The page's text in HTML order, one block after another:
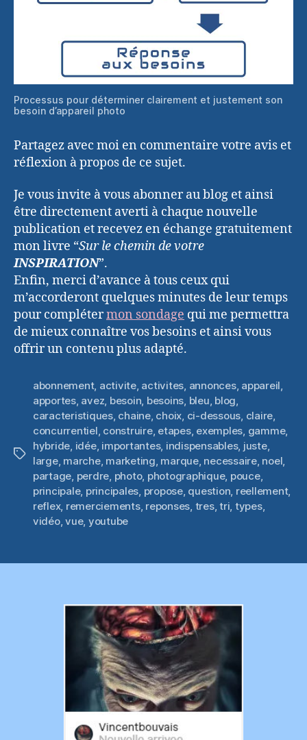
Processus pour déterminer clairement et justement son
besoin d’appareil photo
Partagez avec moi en commentaire votre avis et
réflexion à propos de ce sujet.
Je vous invite à vous abonner au blog et ainsi
être directement averti à chaque nouvelle
publication et recevez en échange gratuitement
mon livre “Sur le chemin de votre
INSPIRATION”.
Enfin, merci d’avance à tous ceux qui
m’accorderont quelques minutes de leur temps
pour complétermon sondage qui me permettra
de mieux connaître vos besoins et ainsi vous
offrir un contenu plus adapté.
Étiquettes
abonnement, activite, activites, annonces, appareil,
apportes, avez, besoin, besoins, bleu, blog,
caracteristiques, chaine, choix, ci-dessous, claire,
concurrentiel, construire, etapes, exemples, gamme,
hybride, idée, importantes, indispensables, juste,
large, marche, marketing, marque, necessaire, noel,
partage, perdre, photo, photographique, pouce,
principale, principales, propose, question, reellement,
reflex, remerciements, reponses, tres,tri, types,
vidéo,vue, youtube